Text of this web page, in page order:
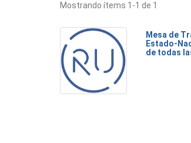
Mostrando ítems 1-1 de 1
Mesa de
Estado-
de todas